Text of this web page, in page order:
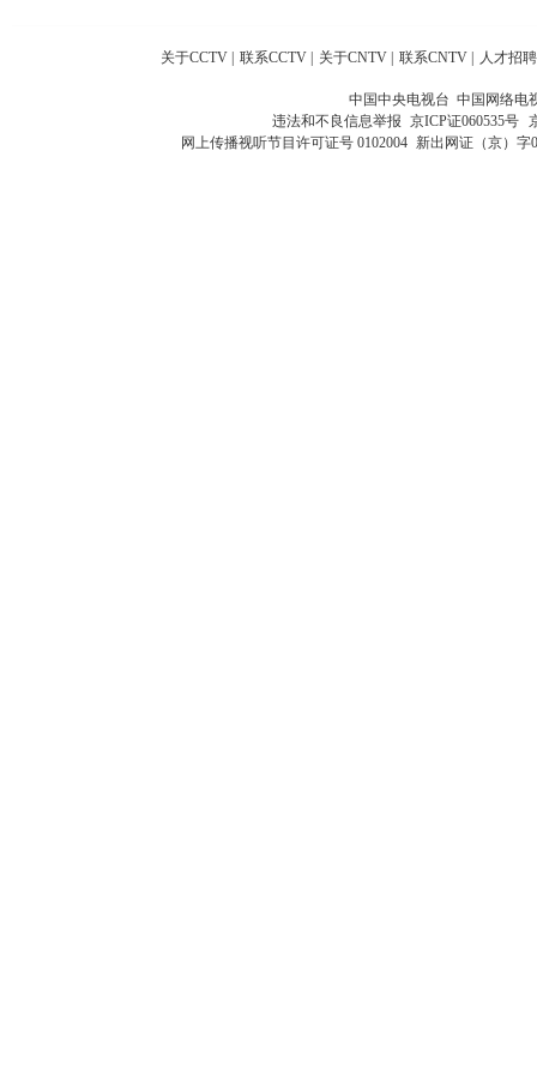
关于CCTV 联系CCTV 关于CNTV 联系CNTV 人才招聘
中国中央电视台 中国网络电
违法和不良信息举报 京ICP证060535号
网上传播视听节目许可证号 0102004 新出网证（京）